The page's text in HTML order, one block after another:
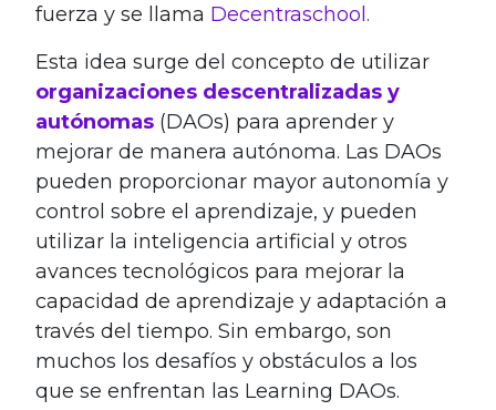
fuerza y se llama Decentraschool.
Esta idea surge del concepto de utilizar
organizaciones descentralizadas y
autónomas (DAOs) para aprender y
mejorar de manera autónoma. Las DAOs
pueden proporcionar mayor autonomía y
control sobre el aprendizaje, y pueden
utilizar la inteligencia artificial y otros
avances tecnológicos para mejorar la
capacidad de aprendizaje y adaptación a
través del tiempo. Sin embargo, son
muchos los desafíos y obstáculos a los
que se enfrentan las Learning DAOs.